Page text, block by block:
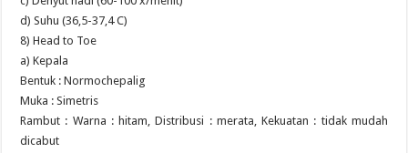
d) Suhu (36,5-37,4 C)
8) Head to Toe
a) Kepala
Bentuk : Normochepalig
Muka : Simetris
Rambut : Warna : hitam, Distribusi : merata, Kekuatan : tidak mudah
dicabut